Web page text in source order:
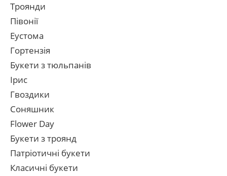
Троянди
Півонії
Еустома
Гортензія
Букети з тюльпанів
Ірис
Гвоздики
Соняшник
Flower Day
Букети з троянд
Патріотичні букети
Класичні букети